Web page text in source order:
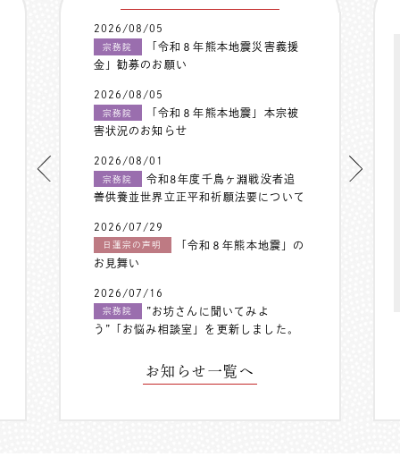
2026/08/05
宗務院
「令和８年熊本地震災害義援
金」勧募のお願い
2026/08/05
宗務院
「令和８年熊本地震」本宗被
害状況のお知らせ
2026/08/01
宗務院
令和8年度千鳥ヶ淵戦没者追
善供養並世界立正平和祈願法要について
2026/07/29
日蓮宗の声明
「令和８年熊本地震」の
お見舞い
2026/07/16
宗務院
”お坊さんに聞いてみよ
う”「お悩み相談室」を更新しました。
お知らせ一覧へ